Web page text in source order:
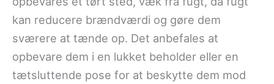
kan reducere brændværdi og gøre dem
sværere at tænde op. Det anbefales at
opbevare dem i en lukket beholder eller en
tætsluttende pose for at beskytte dem mod